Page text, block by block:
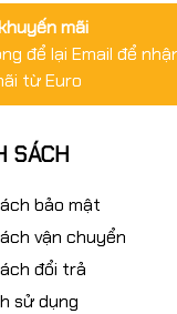
mãi
để lại Email để
từ Euro
SÁCH
bảo mật
vận chuyển
đổi trả
sử dụng